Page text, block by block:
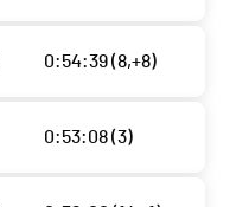
0:54:39 (8,+8)
0:53:08 (3)